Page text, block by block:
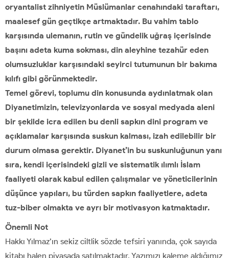
oryantalist zihniyetin Müslümanlar cenahındaki taraftarı,
maalesef gün geçtikçe artmaktadır. Bu vahim tablo
karşısında ulemanın, rutin ve gündelik uğraş içerisinde
başını adeta kuma sokması, din aleyhine tezahür eden
olumsuzluklar karşısındaki seyirci tutumunun bir bakıma
kılıfı gibi görünmektedir.
Temel görevi, toplumu din konusunda aydınlatmak olan
Diyanetimizin, televizyonlarda ve sosyal medyada aleni
bir şekilde icra edilen bu denli sapkın dini program ve
açıklamalar karşısında suskun kalması, izah edilebilir bir
durum olmasa gerektir. Diyanet’in bu suskunluğunun yanı
sıra, kendi içerisindeki gizli ve sistematik ılımlı İslam
faaliyeti olarak kabul edilen çalışmalar ve yöneticilerinin
düşünce yapıları, bu türden sapkın faaliyetlere, adeta
tuz-biber olmakta ve ayrı bir motivasyon katmaktadır.
Önemli Not
Hakkı Yılmaz’ın sekiz ciltlik sözde tefsiri yanında, çok sayıda
kitabı halen piyasada satılmaktadır. Yazımızı kaleme aldığımız